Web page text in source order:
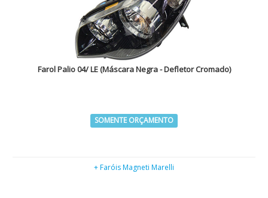
Farol Palio 04/ LE (Máscara Negra - Defletor Cromado)
SOMENTE ORÇAMENTO
+ Faróis Magneti Marelli